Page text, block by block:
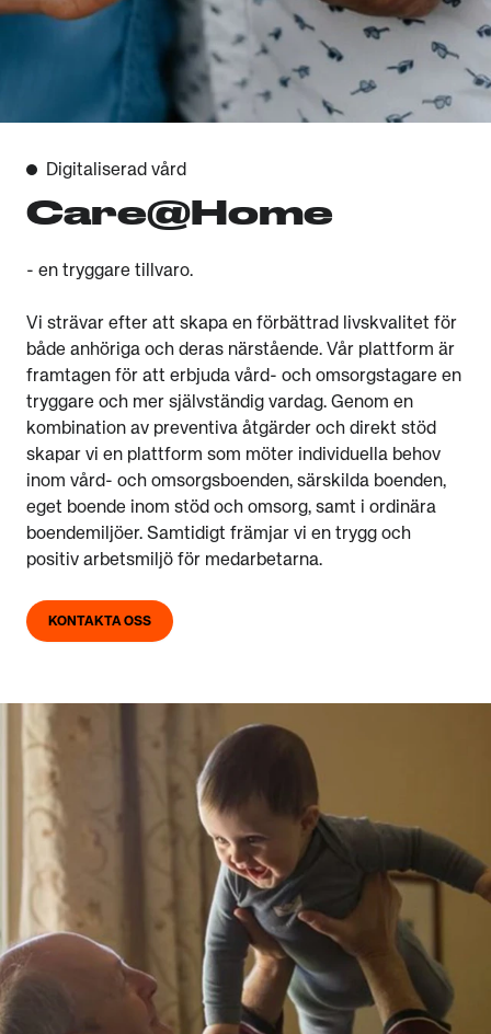
Digitaliserad vård
Care@Home
- en tryggare tillvaro.
Vi strävar efter att skapa en förbättrad livskvalitet för
både anhöriga och deras närstående. Vår plattform är
framtagen för att erbjuda vård- och omsorgstagare en
tryggare och mer självständig vardag. Genom en
kombination av preventiva åtgärder och direkt stöd
skapar vi en plattform som möter individuella behov
inom vård- och omsorgsboenden, särskilda boenden,
eget boende inom stöd och omsorg, samt i ordinära
boendemiljöer. Samtidigt främjar vi en trygg och
positiv arbetsmiljö för medarbetarna.
KONTAKTA OSS